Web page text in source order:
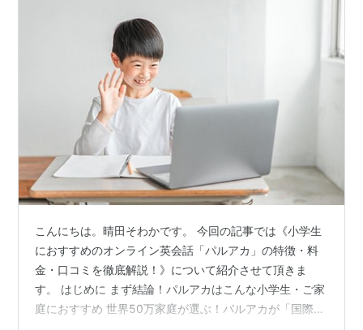
こんにちは。晴田そわかです。 今回の記事では《小学生
におすすめのオンライン英会話「パルアカ」の特徴・料
金・口コミを徹底解説！》について紹介させて頂きま
す。 はじめに まず結論！パルアカはこんな小学生・ご家
庭におすすめ 世界50万家庭が選ぶ！パルアカが「国際